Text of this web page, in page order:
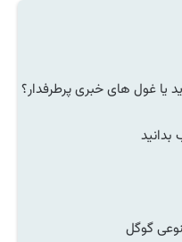
یا غول های خبری پرطرفدار؟
بدانید
گوگل